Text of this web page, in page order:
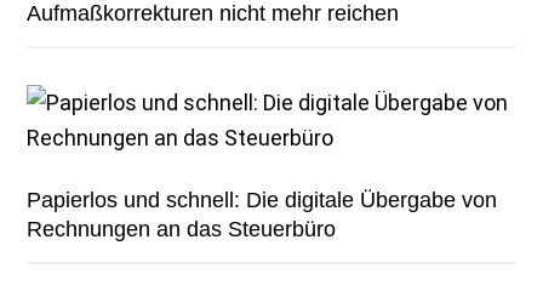
Aufmaßkorrekturen nicht mehr reichen
Papierlos und schnell: Die digitale Übergabe von
Rechnungen an das Steuerbüro